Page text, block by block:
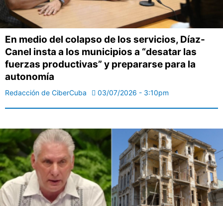
En medio del colapso de los servicios, Díaz-
Canel insta a los municipios a “desatar las
fuerzas productivas” y prepararse para la
autonomía
Redacción de CiberCuba 03/07/2026 - 3:10pm